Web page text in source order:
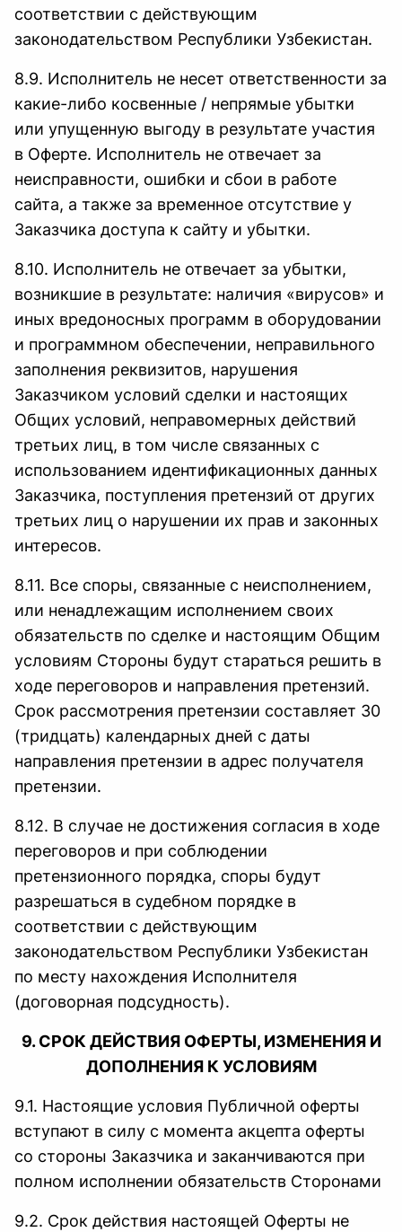
соответствии с действующим
законодательством Республики Узбекистан.
8.9. Исполнитель не несет ответственности за
какие-либо косвенные / непрямые убытки
или упущенную выгоду в результате участия
в Оферте. Исполнитель не отвечает за
неисправности, ошибки и сбои в работе
сайта, а также за временное отсутствие у
Заказчика доступа к сайту и убытки.
8.10. Исполнитель не отвечает за убытки,
возникшие в результате: наличия «вирусов» и
иных вредоносных программ в оборудовании
и программном обеспечении, неправильного
заполнения реквизитов, нарушения
Заказчиком условий сделки и настоящих
Общих условий, неправомерных действий
третьих лиц, в том числе связанных с
использованием идентификационных данных
Заказчика, поступления претензий от других
третьих лиц о нарушении их прав и законных
интересов.
8.11. Все споры, связанные с неисполнением,
или ненадлежащим исполнением своих
обязательств по сделке и настоящим Общим
условиям Стороны будут стараться решить в
ходе переговоров и направления претензий.
Срок рассмотрения претензии составляет 30
(тридцать) календарных дней с даты
направления претензии в адрес получателя
претензии.
8.12. В случае не достижения согласия в ходе
переговоров и при соблюдении
претензионного порядка, споры будут
разрешаться в судебном порядке в
соответствии с действующим
законодательством Республики Узбекистан
по месту нахождения Исполнителя
(договорная подсудность).
9. СРОК ДЕЙСТВИЯ ОФЕРТЫ, ИЗМЕНЕНИЯ И
ДОПОЛНЕНИЯ К УСЛОВИЯМ
9.1. Настоящие условия Публичной оферты
вступают в силу с момента акцепта оферты
со стороны Заказчика и заканчиваются при
полном исполнении обязательств Сторонами
9.2. Срок действия настоящей Оферты не